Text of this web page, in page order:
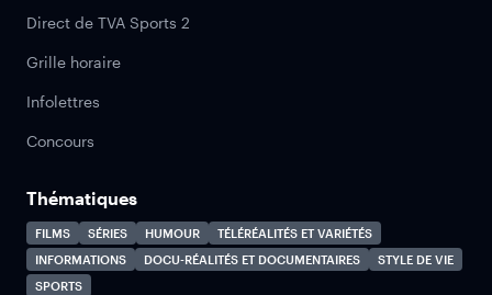
Direct de TVA Sports 2
Grille horaire
Infolettres
Concours
Thématiques
FILMS SÉRIES HUMOUR
TÉLÉRÉALITÉS ET VARIÉTÉS
INFORMATIONS
DOCU-RÉALITÉS ET DOCUMENTAIRES
STYLE DE VIE
SPORTS